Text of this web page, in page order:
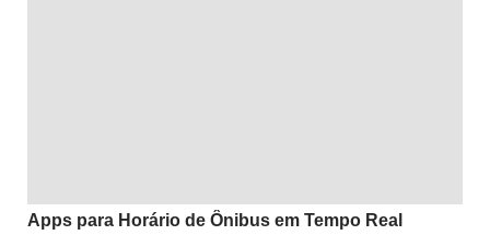
Apps para Horário de Ônibus em Tempo Real